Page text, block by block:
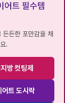
어트 필수템
든한 포만감을 채
.
방 컷팅제
트 도시락